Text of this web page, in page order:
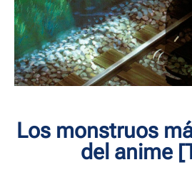
Los monstruos
del anime